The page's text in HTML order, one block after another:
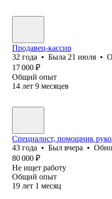
Продавец-кассир
32 года • Была 21 июля •
17 000 ₽
Общий опыт
14 лет 9 месяцев
Специалист, помощник
43 года • Был вчера •
80 000 ₽
Не ищет работу
Общий опыт
19 лет 1 месяц